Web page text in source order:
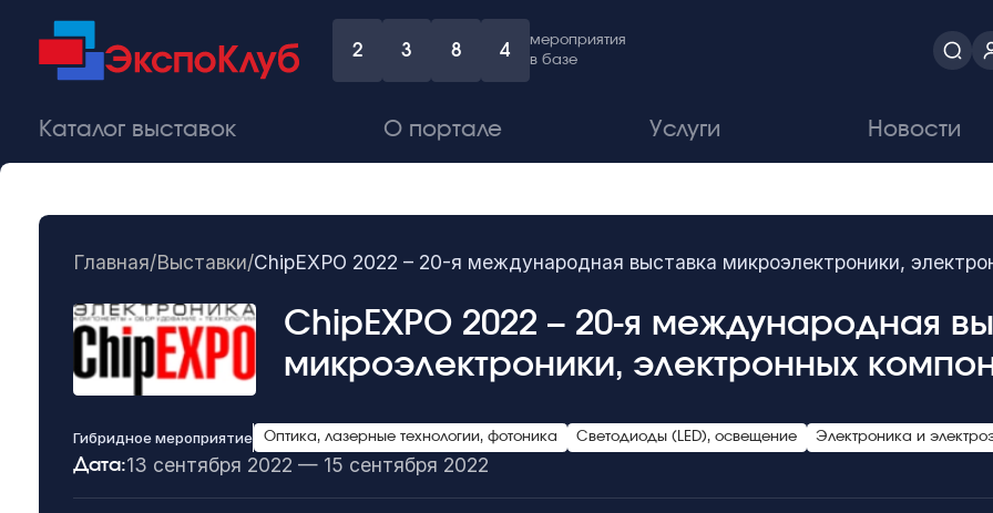
2 3 8 4
мероприятия
в базе
Каталог выставок О портале Услуги Новости
Главная/Выставки/ChipEXPO 2022 – 20-я международная выставка микроэлектроники,
ChipEXPO 2022 – 20-я международная
микроэлектроники, электронных
Гибридное мероприятие Оптика, лазерные технологии, фотоника Светодиоды (LED), освещение Электроника и
Дата:13 сентября 2022 — 15 сентября 2022